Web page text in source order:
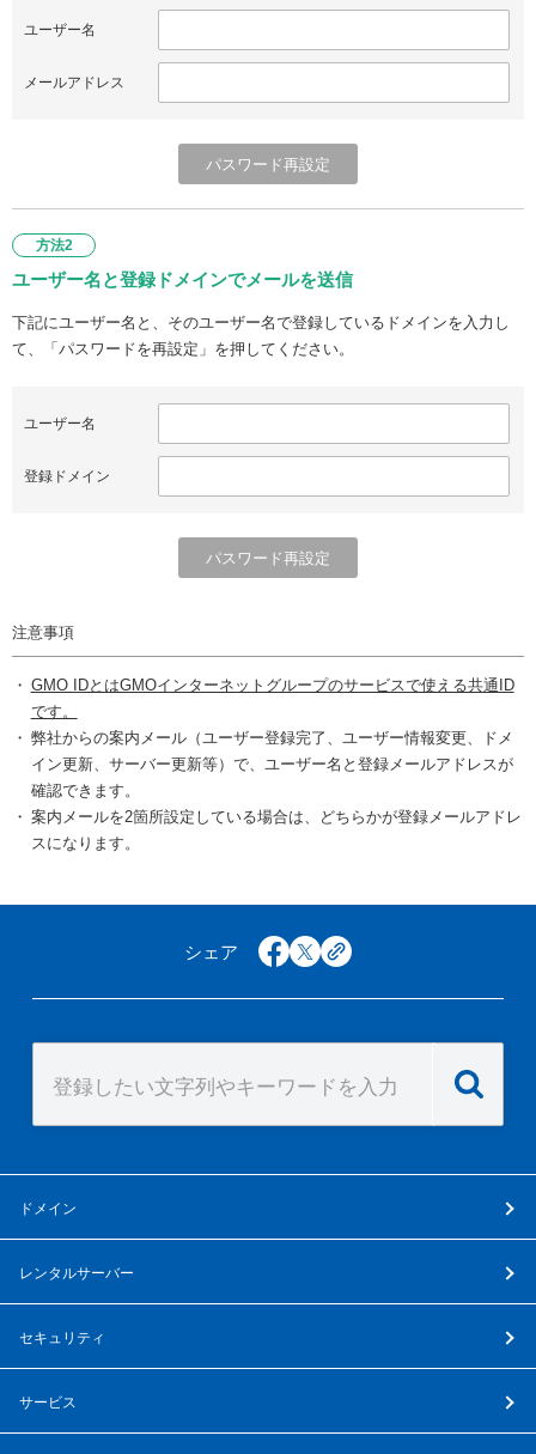
ユーザー名
メールアドレス
方法2
ユーザー名と登録ドメインでメールを送信
下記にユーザー名と、そのユーザー名で登録しているドメインを入力し
て、「パスワードを再設定」を押してください。
ユーザー名
登録ドメイン
注意事項
GMO IDとはGMOインターネットグループのサービスで使える共通ID
です。
弊社からの案内メール（ユーザー登録完了、ユーザー情報変更、ドメ
イン更新、サーバー更新等）で、ユーザー名と登録メールアドレスが
確認できます。
案内メールを2箇所設定している場合は、どちらかが登録メールアドレ
スになります。
シェア facebook
x copy
ドメイン
レンタルサーバー
セキュリティ
サービス